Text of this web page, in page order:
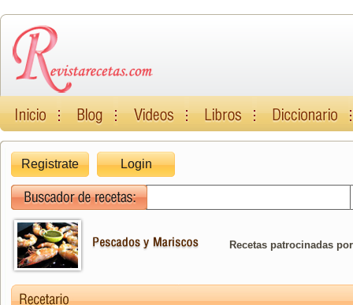
Registrate Login
Recetas patrocinadas